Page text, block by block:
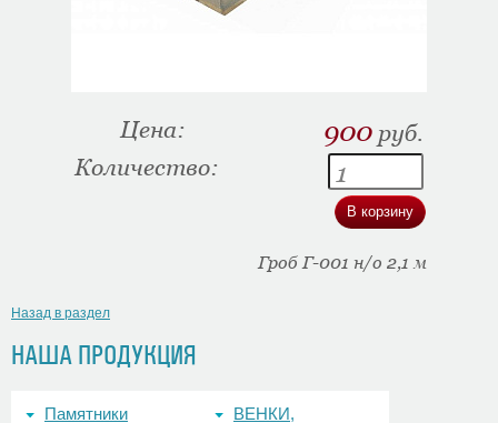
НАША ПРОДУКЦИЯ
Памятники
ВЕНКИ,
Цена: 900 руб.
Количество:
Гроб Г-001 н/о 2,1 м
Назад в раздел